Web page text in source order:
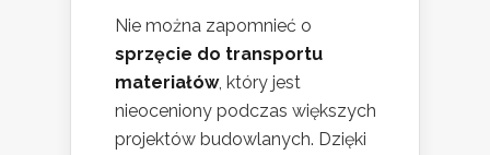
Nie można zapomnieć o
sprzęcie do transportu
materiałów, który jest
nieoceniony podczas większych
projektów budowlanych. Dzięki